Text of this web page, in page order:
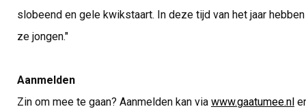
slobeend en gele kwikstaart. In deze tijd van het jaar hebben
ze jongen."
Aanmelden
Zin om mee te gaan? Aanmelden kan via www.gaatumee.nl